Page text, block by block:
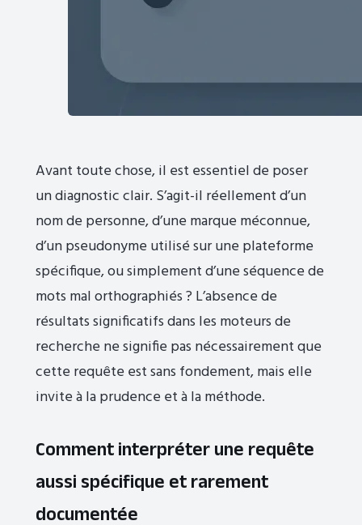
Avant toute chose, il est essentiel de poser
un diagnostic clair. S’agit-il réellement d’un
nom de personne, d’une marque méconnue,
d’un pseudonyme utilisé sur une plateforme
spécifique, ou simplement d’une séquence de
mots mal orthographiés ? L’absence de
résultats significatifs dans les moteurs de
recherche ne signifie pas nécessairement que
cette requête est sans fondement, mais elle
invite à la prudence et à la méthode.
Comment interpréter une requête
aussi spécifique et rarement
documentée